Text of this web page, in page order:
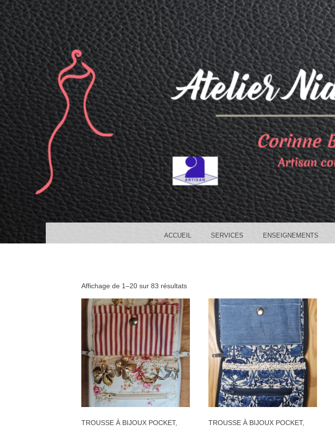
ACCUEIL SERVICES ENSEIGNEMENTS
Affichage de 1–20 sur 83 résultats
TROUSSE À BIJOUX POCKET,
TROUSSE À BIJOUX POCKET,